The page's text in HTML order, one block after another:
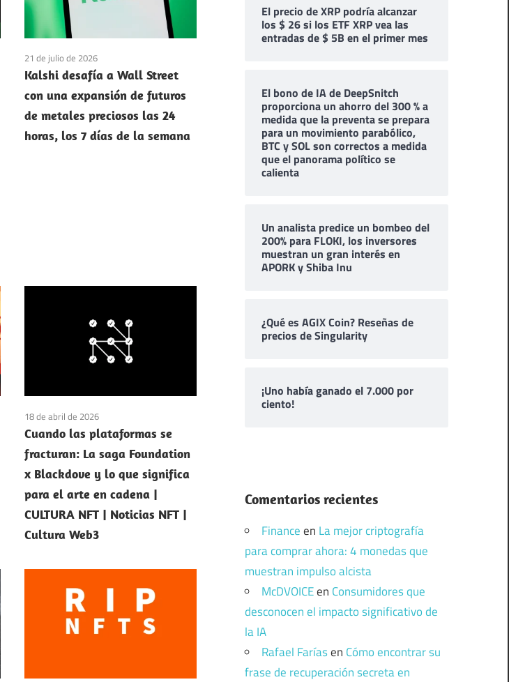
21 de julio de 2026
Kalshi desafía a Wall Street
con una expansión de futuros
de metales preciosos las 24
horas, los 7 días de la semana
18 de abril de 2026
Cuando las plataformas se
fracturan: La saga Foundation
x Blackdove y lo que significa
para el arte en cadena |
CULTURA NFT | Noticias NFT |
Cultura Web3
El precio de XRP podría alcanzar
los $ 26 si los ETF XRP vea las
entradas de $ 5B en el primer mes
El bono de IA de DeepSnitch
proporciona un ahorro del 300 % a
medida que la preventa se prepara
para un movimiento parabólico,
BTC y SOL son correctos a medida
que el panorama político se
calienta
Un analista predice un bombeo del
200% para FLOKI, los inversores
muestran un gran interés en
APORK y Shiba Inu
¿Qué es AGIX Coin? Reseñas de
precios de Singularity
¡Uno había ganado el 7.000 por
ciento!
Comentarios recientes
Financeen La mejor criptografía
para comprar ahora: 4 monedas que
muestran impulso alcista
McDVOICEen Consumidores que
desconocen el impacto significativo de
la IA
Rafael Faríasen Cómo encontrar su
frase de recuperación secreta en